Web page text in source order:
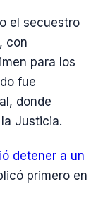
el secuestro
con
para los
fue
donde
Justicia.
detener a un
primero en